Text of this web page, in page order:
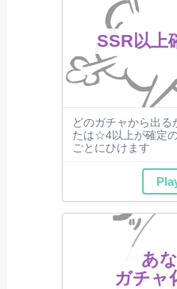
SSR以上
どのガチャから出る
たは☆4以上が確定
ごとにひけます
あ
ガチャ